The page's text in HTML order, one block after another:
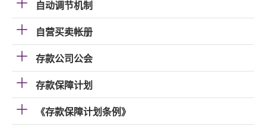
自动调节机制
自营买卖帐册
存款公司公会
存款保障计划
《存款保障计划条例》